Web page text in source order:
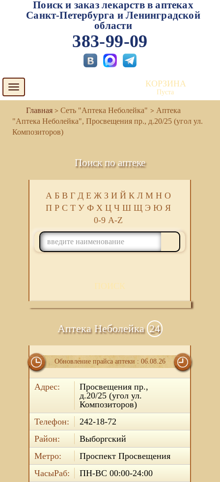
Поиск и заказ лекарств в аптеках
Санкт-Петербурга и Ленинградской
области
383-99-09
Toggle
navigation
КОРЗИНА
Пуста
Сеть "Аптека Неболейка"
Аптека
"Аптека Неболейка", Просвещения пр., д.20/25 (угол ул.
Композиторов)
Поиск по аптеке
А Б В Г Д Е Ж З И Й К Л М Н О
П Р С Т У Ф Х Ц Ч Ш Щ Э Ю Я
0-9 A-Z
ПОИСК
Аптека Неболейка 24
Обновление прайса аптеки : 06.08.26
Адрес:
Просвещения пр.,
д.20/25 (угол ул.
Композиторов)
Телефон:
242-18-72
Район:
Выборгский
Метро:
Проспект Просвещения
ЧасыРаб:
ПН-ВС 00:00-24:00